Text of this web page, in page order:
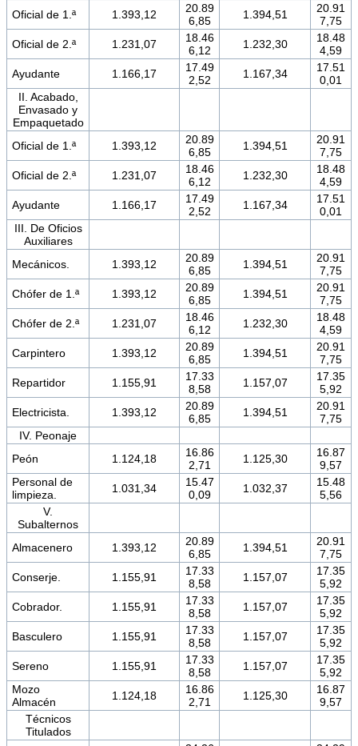
Oficial de 1.ª
1.393,12
20.89
6,85
1.394,51
20.91
7,75
Oficial de 2.ª
1.231,07
18.46
6,12
1.232,30
18.48
4,59
Ayudante
1.166,17
17.49
2,52
1.167,34
17.51
0,01
II. Acabado,
Envasado y
Empaquetado
Oficial de 1.ª
1.393,12
20.89
6,85
1.394,51
20.91
7,75
Oficial de 2.ª
1.231,07
18.46
6,12
1.232,30
18.48
4,59
Ayudante
1.166,17
17.49
2,52
1.167,34
17.51
0,01
III. De Oficios
Auxiliares
Mecánicos.
1.393,12
20.89
6,85
1.394,51
20.91
7,75
Chófer de 1.ª
1.393,12
20.89
6,85
1.394,51
20.91
7,75
Chófer de 2.ª
1.231,07
18.46
6,12
1.232,30
18.48
4,59
Carpintero
1.393,12
20.89
6,85
1.394,51
20.91
7,75
Repartidor
1.155,91
17.33
8,58
1.157,07
17.35
5,92
Electricista.
1.393,12
20.89
6,85
1.394,51
20.91
7,75
IV. Peonaje
Peón
1.124,18
16.86
2,71
1.125,30
16.87
9,57
Personal de
limpieza.
1.031,34
15.47
0,09
1.032,37
15.48
5,56
V.
Subalternos
Almacenero
1.393,12
20.89
6,85
1.394,51
20.91
7,75
Conserje.
1.155,91
17.33
8,58
1.157,07
17.35
5,92
Cobrador.
1.155,91
17.33
8,58
1.157,07
17.35
5,92
Basculero
1.155,91
17.33
8,58
1.157,07
17.35
5,92
Sereno
1.155,91
17.33
8,58
1.157,07
17.35
5,92
Mozo
Almacén
1.124,18
16.86
2,71
1.125,30
16.87
9,57
Técnicos
Titulados